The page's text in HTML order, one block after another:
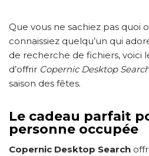
Que vous ne sachiez pas quoi
connaissiez quelqu’un qui
de recherche de fichiers, voici
d’offrir Copernic Desktop
saison des fêtes.
Le cadeau parfait
personne occupée
Copernic Desktop Search